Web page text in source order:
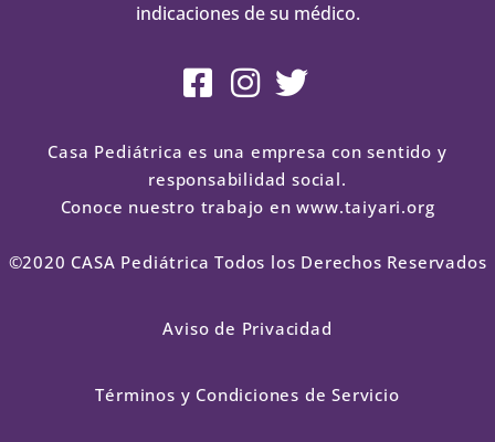
indicaciones de su médico.
Casa Pediátrica es una empresa con sentido y
responsabilidad social.
Conoce nuestro trabajo en www.taiyari.org
©2020 CASA Pediátrica Todos los Derechos Reservados
Aviso de Privacidad
Términos y Condiciones de Servicio